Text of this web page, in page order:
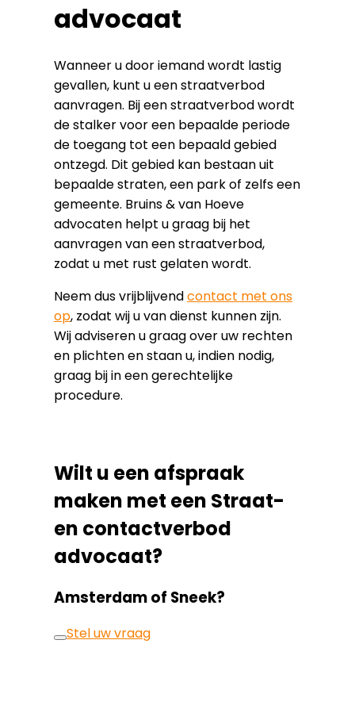
advocaat
Wanneer u door iemand wordt lastig
gevallen, kunt u een straatverbod
aanvragen. Bij een straatverbod wordt
de stalker voor een bepaalde periode
de toegang tot een bepaald gebied
ontzegd. Dit gebied kan bestaan uit
bepaalde straten, een park of zelfs een
gemeente. Bruins & van Hoeve
advocaten helpt u graag bij het
aanvragen van een straatverbod,
zodat u met rust gelaten wordt.
Neem dus vrijblijvendcontact met ons
op, zodat wij u van dienst kunnen zijn.
Wij adviseren u graag over uw rechten
en plichten en staan u, indien nodig,
graag bij in een gerechtelijke
procedure.
Wilt u een afspraak
maken met een Straat-
en contactverbod
advocaat?
Amsterdam of Sneek?
Stel uw vraag